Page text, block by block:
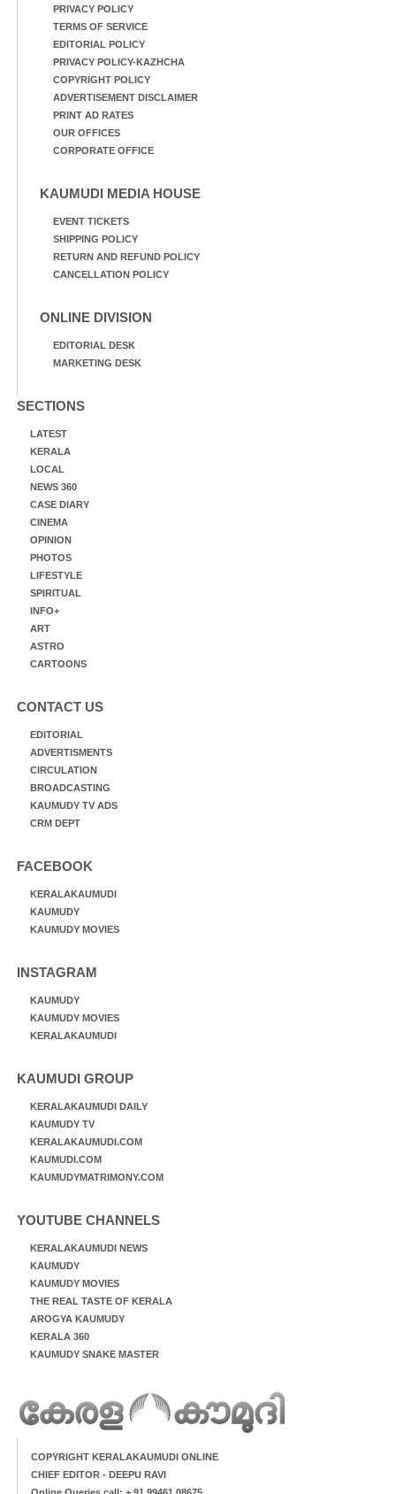
PRIVACY POLICY
TERMS OF SERVICE
EDITORIAL POLICY
PRIVACY POLICY-KAZHCHA
COPYRIGHT POLICY
ADVERTISEMENT DISCLAIMER
PRINT AD RATES
OUR OFFICES
CORPORATE OFFICE
KAUMUDI MEDIA HOUSE
EVENT TICKETS
SHIPPING POLICY
RETURN AND REFUND POLICY
CANCELLATION POLICY
ONLINE DIVISION
EDITORIAL DESK
MARKETING DESK
SECTIONS
LATEST
KERALA
LOCAL
NEWS 360
CASE DIARY
CINEMA
OPINION
PHOTOS
LIFESTYLE
SPIRITUAL
INFO+
ART
ASTRO
CARTOONS
CONTACT US
EDITORIAL
ADVERTISMENTS
CIRCULATION
BROADCASTING
KAUMUDY TV ADS
CRM DEPT
FACEBOOK
KERALAKAUMUDI
KAUMUDY
KAUMUDY MOVIES
INSTAGRAM
KAUMUDY
KAUMUDY MOVIES
KERALAKAUMUDI
KAUMUDI GROUP
KERALAKAUMUDI DAILY
KAUMUDY TV
KERALAKAUMUDI.COM
KAUMUDI.COM
KAUMUDYMATRIMONY.COM
YOUTUBE CHANNELS
KERALAKAUMUDI NEWS
KAUMUDY
KAUMUDY MOVIES
THE REAL TASTE OF KERALA
AROGYA KAUMUDY
KERALA 360
KAUMUDY SNAKE MASTER
COPYRIGHT KERALAKAUMUDI ONLINE
CHIEF EDITOR - DEEPU RAVI